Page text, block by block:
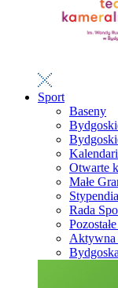
Sport
Baseny
Otwarte
Małe
Rada
Aktywna